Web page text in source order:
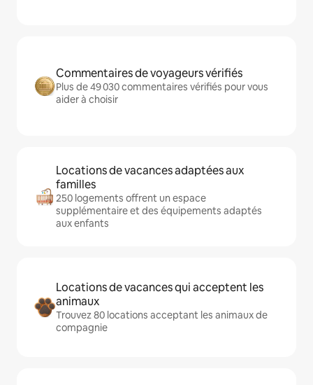
Commentaires de voyageurs vérifiés
Plus de 49 030 commentaires vérifiés pour vous
aider à choisir
Locations de vacances adaptées aux
familles
250 logements offrent un espace
supplémentaire et des équipements adaptés
aux enfants
Locations de vacances qui acceptent les
animaux
Trouvez 80 locations acceptant les animaux de
compagnie